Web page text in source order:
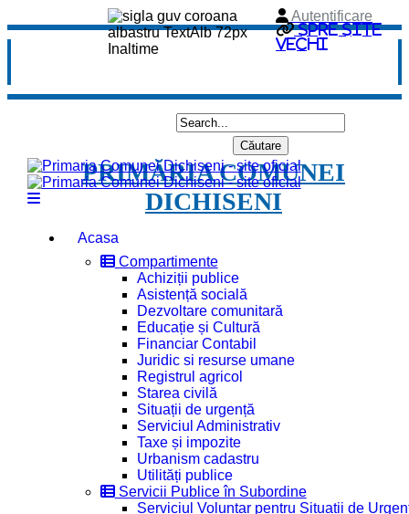
Spre site
vechi
Autentificare
PRIMĂRIA COMUNEI
DICHISENI
Acasa
Compartimente
Achiziții publice
Asistență socială
Dezvoltare comunitară
Educație și Cultură
Financiar Contabil
Juridic si resurse umane
Registrul agricol
Starea civilă
Situații de urgență
Serviciul Administrativ
Taxe și impozite
Urbanism cadastru
Utilități publice
Servicii Publice în Subordine
Serviciul Voluntar pentru Situații de